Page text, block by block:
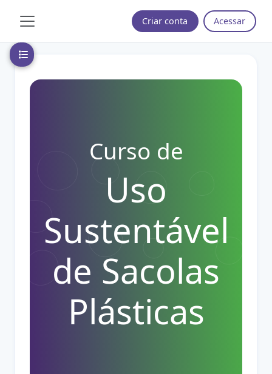
Criar conta Acessar
Abrir índice do curso
Curso de
Uso
Sustentável
de Sacolas
Plásticas